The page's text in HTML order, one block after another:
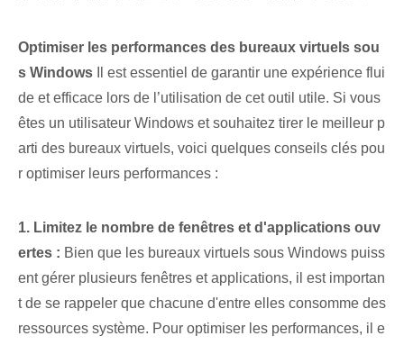
Optimiser les performances des bureaux virtuels sou
s Windows Il est essentiel de garantir une expérience flui
de et efficace lors de l’utilisation de cet outil utile. Si vous
êtes un utilisateur Windows et souhaitez tirer le meilleur p
arti des bureaux virtuels, voici quelques conseils clés pou
r optimiser leurs performances :
1. Limitez le nombre de fenêtres et d'applications ouv
ertes : Bien que les bureaux virtuels sous Windows puiss
ent gérer plusieurs fenêtres et applications, il est importan
t de se rappeler que chacune d'entre elles consomme des
ressources système. ⁢Pour optimiser les performances, il e